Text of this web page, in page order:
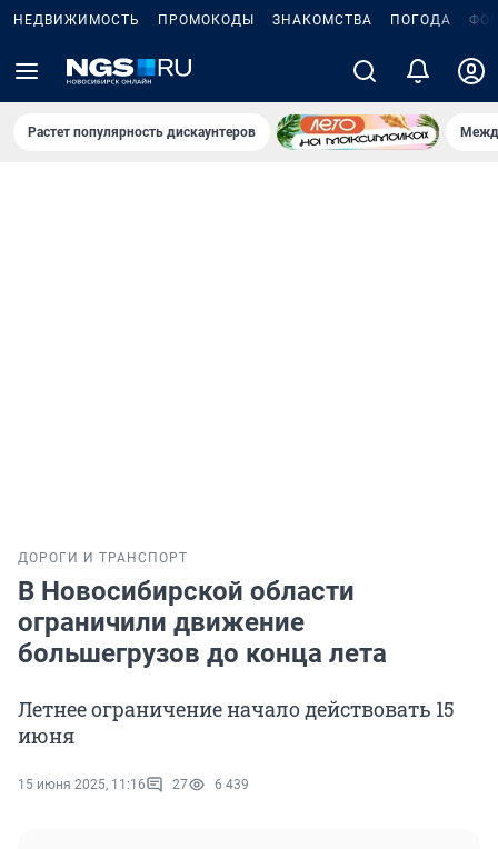
НЕДВИЖИМОСТЬ ПРОМОКОДЫ ЗНАКОМСТВА ПОГОДА
Растет популярность дискаунтеров
ДОРОГИ И ТРАНСПОРТ
В Новосибирской области
ограничили движение
большегрузов до конца лета
Летнее ограничение начало действовать 15
июня
15 июня 2025, 11:16 27 6 439